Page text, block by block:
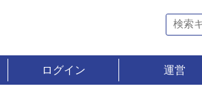
ログイン 運営